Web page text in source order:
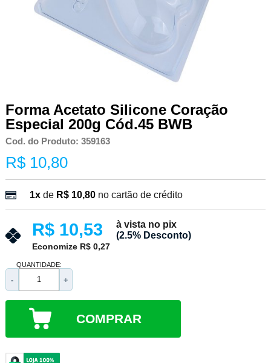
Forma Acetato Silicone Coração
Especial 200g Cód.45 BWB
Cod. do Produto: 359163
R$ 10,80
1xde R$ 10,80 no cartão de crédito
R$ 10,53
à vista no pix
(2.5% Desconto)
Economize R$ 0,27
QUANTIDADE:
- +
COMPRAR